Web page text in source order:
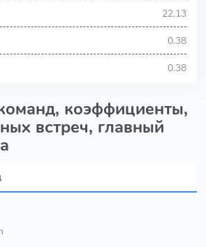
22.13
0.38
0.38
коэффициенты,
встреч, главный